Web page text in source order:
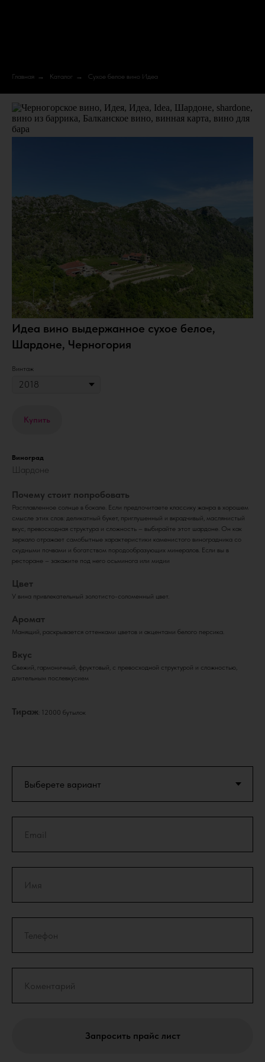
Главная → Каталог → Сухое белое вино Идеа
Идеа вино выдержанное сухое белое,
Шардоне, Черногория
Винтаж
Купить
Виноград
Шардоне
Почему стоит попробовать
Расплавленное солнце в бокале. Если предпочитаете классику жанра в хорошем
смысле этих слов: деликатный букет, приглушенный и вкрадчивый, маслянистый
вкус, превосходная структура и сложность – выбирайте этот шардоне. Он как
зеркало отражает самобытные характеристики каменистого виноградника со
скудными почвами и богатством породообразующих минералов. Если вы в
ресторане – закажите под него осьминога или мидии
Цвет
У вина привлекательный золотисто-соломенный цвет.
Аромат
Манящий, раскрывается оттенками цветов и акцентами белого персика.
Вкус
Свежий, гармоничный, фруктовый, с превосходной структурой и сложностью,
длительным послевкусием
Тираж : 12000 бутылок
Запросить прайс лист